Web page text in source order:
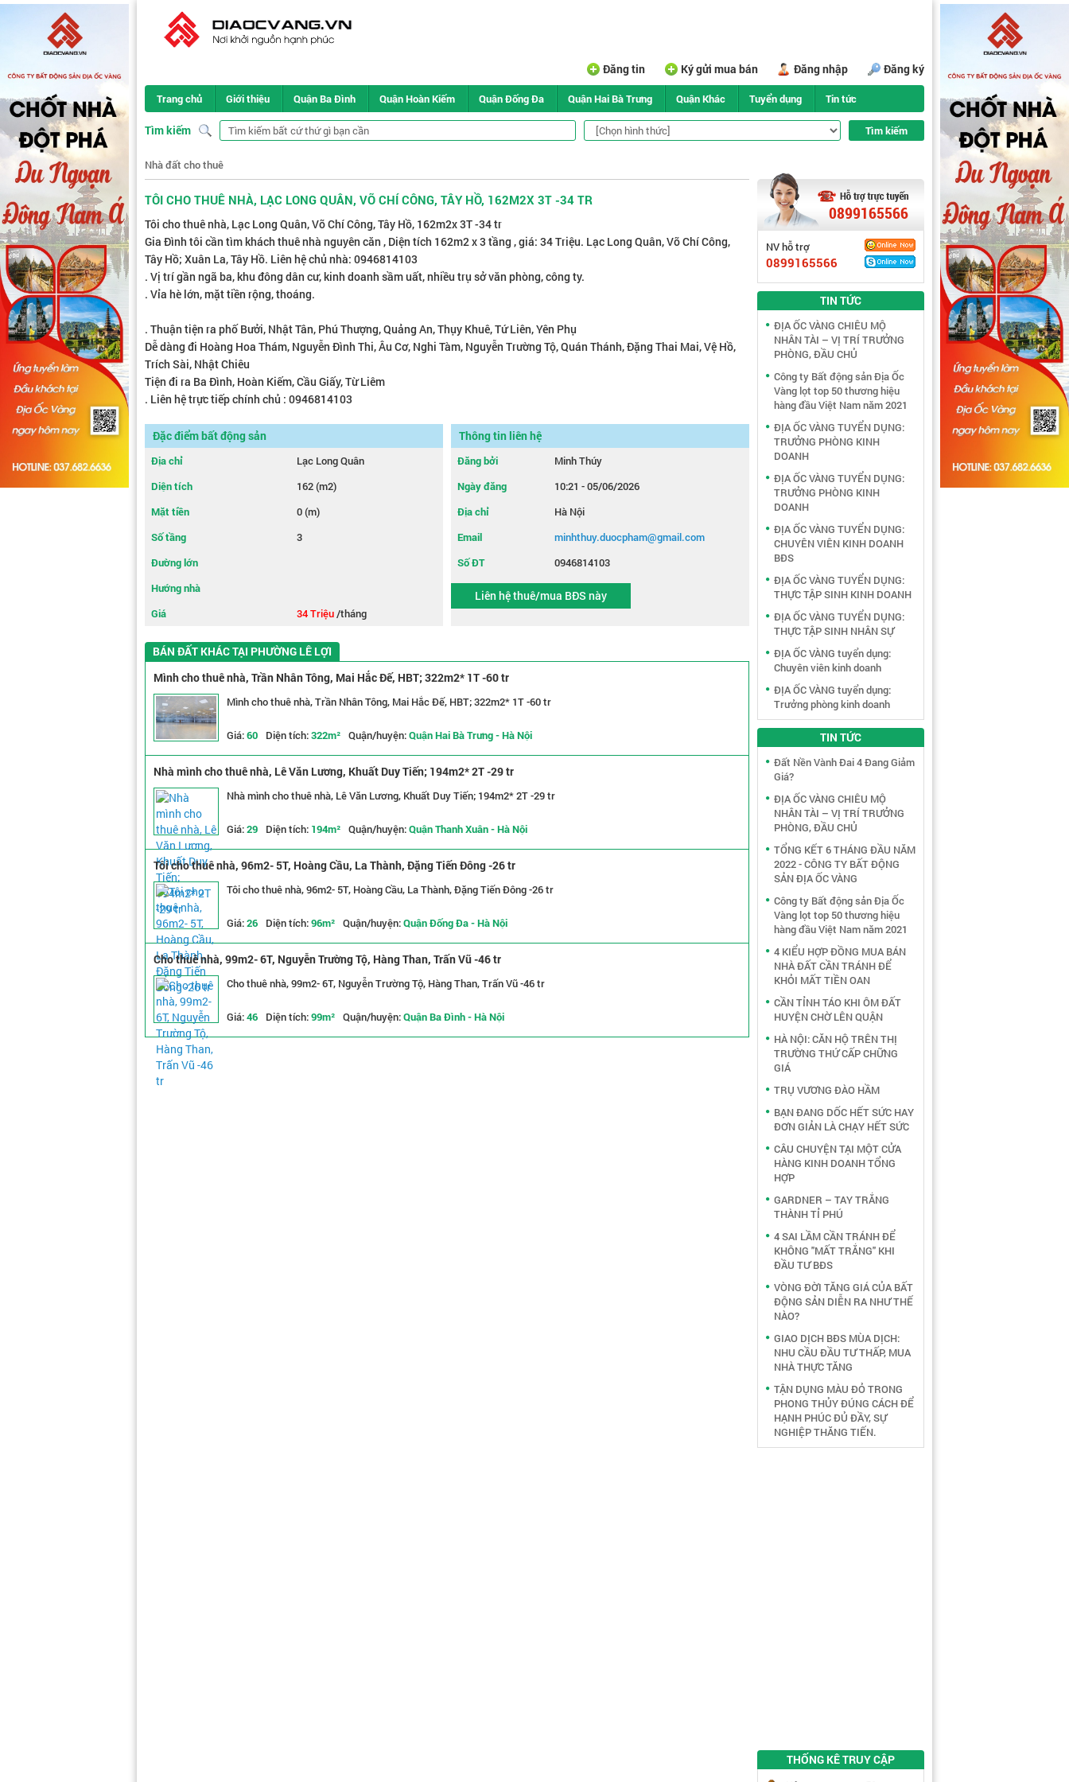
Đăng tin Ký gửi mua bán Đăng nhập Đăng ký
Trang chủ Giới thiệu Quận Ba Đình Quận Hoàn Kiếm Quận Đống Đa Quận Hai Bà Trưng Quận Khác Tuyển dụng Tin tức
Tìm kiếm
Nhà đất cho thuê
TÔI CHO THUÊ NHÀ, LẠC LONG QUÂN, VÕ CHÍ CÔNG, TÂY HỒ, 162M2X 3T -34 TR
Tôi cho thuê nhà, Lạc Long Quân, Võ Chí Công, Tây Hồ, 162m2x 3T -34 tr
Gia Đình tôi cần tìm khách thuê nhà nguyên căn , Diện tích 162m2 x 3 tầng , giá: 34 Triệu. Lạc Long Quân, Võ Chí Công,
Tây Hồ; Xuân La, Tây Hồ. Liên hệ chủ nhà: 0946814103
. Vị trí gần ngã ba, khu đông dân cư, kinh doanh sầm uất, nhiều trụ sở văn phòng, công ty.
. Vỉa hè lớn, mặt tiền rộng, thoáng.
. Thuận tiện ra phố Bưởi, Nhật Tân, Phú Thượng, Quảng An, Thụy Khuê, Tứ Liên, Yên Phụ
Dễ dàng đi Hoàng Hoa Thám, Nguyễn Đình Thi, Âu Cơ, Nghi Tàm, Nguyễn Trường Tộ, Quán Thánh, Đặng Thai Mai, Vệ Hồ,
Trích Sài, Nhật Chiêu
Tiện đi ra Ba Đình, Hoàn Kiếm, Cầu Giấy, Từ Liêm
. Liên hệ trực tiếp chính chủ : 0946814103
Đặc điểm bất động sản
Địa chỉ
Lạc Long Quân
Diện tích
162 (m2)
Mặt tiền
0 (m)
Số tầng
3
Đường lớn
Hướng nhà
Giá
34 Triệu/tháng
Thông tin liên hệ
Đăng bởi
Minh Thúy
Ngày đăng
10:21 - 05/06/2026
Địa chỉ
Hà Nội
Email
minhthuy.duocpham@gmail.com
Số ĐT
0946814103
Liên hệ thuê/mua BĐS này
BÁN ĐẤT KHÁC TẠI PHƯỜNG LÊ LỢI
Mình cho thuê nhà, Trần Nhân Tông, Mai Hắc Đế, HBT; 322m2* 1T -60 tr
Mình cho thuê nhà, Trần Nhân Tông, Mai Hắc Đế, HBT; 322m2* 1T -60 tr
Giá:60 Diện tích:322m² Quận/huyện:Quận Hai Bà Trưng - Hà Nội
Nhà mình cho thuê nhà, Lê Văn Lương, Khuất Duy Tiến; 194m2* 2T -29 tr
Nhà mình cho thuê nhà, Lê Văn Lương, Khuất Duy Tiến; 194m2* 2T -29 tr
Giá:29 Diện tích: 194m² Quận/huyện:Quận Thanh Xuân - Hà Nội
Tôi cho thuê nhà, 96m2- 5T, Hoàng Cầu, La Thành, Đặng Tiến Đông -26 tr
Tôi cho thuê nhà, 96m2- 5T, Hoàng Cầu, La Thành, Đặng Tiến Đông -26 tr
Giá:26 Diện tích:96m² Quận/huyện:Quận Đống Đa - Hà Nội
Cho thuê nhà, 99m2- 6T, Nguyễn Trường Tộ, Hàng Than, Trấn Vũ -46 tr
Cho thuê nhà, 99m2- 6T, Nguyễn Trường Tộ, Hàng Than, Trấn Vũ -46 tr
Giá:46 Diện tích:99m² Quận/huyện:Quận Ba Đình - Hà Nội
0899165566
NV hỗ trợ
0899165566
TIN TỨC
ĐỊA ỐC VÀNG CHIÊU MỘ
NHÂN TÀI – VỊ TRÍ TRƯỞNG
PHÒNG, ĐẦU CHỦ
Công ty Bất động sản Địa Ốc
Vàng lọt top 50 thương hiệu
hàng đầu Việt Nam năm 2021
ĐỊA ỐC VÀNG TUYỂN DỤNG:
TRƯỞNG PHÒNG KINH
DOANH
ĐỊA ỐC VÀNG TUYỂN DỤNG:
TRƯỞNG PHÒNG KINH
DOANH
ĐỊA ỐC VÀNG TUYỂN DỤNG:
CHUYÊN VIÊN KINH DOANH
BĐS
ĐỊA ỐC VÀNG TUYỂN DỤNG:
THỰC TẬP SINH KINH DOANH
ĐỊA ỐC VÀNG TUYỂN DỤNG:
THỰC TẬP SINH NHÂN SỰ
ĐỊA ỐC VÀNG tuyển dụng:
Chuyên viên kinh doanh
ĐỊA ỐC VÀNG tuyển dụng:
Trưởng phòng kinh doanh
TIN TỨC
Đất Nền Vành Đai 4 Đang Giảm
Giá?
ĐỊA ỐC VÀNG CHIÊU MỘ
NHÂN TÀI – VỊ TRÍ TRƯỞNG
PHÒNG, ĐẦU CHỦ
TỔNG KẾT 6 THÁNG ĐẦU NĂM
2022 - CÔNG TY BẤT ĐỘNG
SẢN ĐỊA ỐC VÀNG
Công ty Bất động sản Địa Ốc
Vàng lọt top 50 thương hiệu
hàng đầu Việt Nam năm 2021
4 KIỂU HỢP ĐỒNG MUA BÁN
NHÀ ĐẤT CẦN TRÁNH ĐỂ
KHỎI MẤT TIỀN OAN
CẦN TỈNH TÁO KHI ÔM ĐẤT
HUYỆN CHỜ LÊN QUẬN
HÀ NỘI: CĂN HỘ TRÊN THỊ
TRƯỜNG THỨ CẤP CHỮNG
GIÁ
TRỤ VƯƠNG ĐÀO HẦM
BẠN ĐANG DỐC HẾT SỨC HAY
ĐƠN GIẢN LÀ CHẠY HẾT SỨC
CÂU CHUYỆN TẠI MỘT CỬA
HÀNG KINH DOANH TỔNG
HỢP
GARDNER – TAY TRẮNG
THÀNH TỈ PHÚ
4 SAI LẦM CẦN TRÁNH ĐỂ
KHÔNG "MẤT TRẮNG" KHI
ĐẦU TƯ BĐS
VÒNG ĐỜI TĂNG GIÁ CỦA BẤT
ĐỘNG SẢN DIỄN RA NHƯ THẾ
NÀO?
GIAO DỊCH BĐS MÙA DỊCH:
NHU CẦU ĐẦU TƯ THẤP, MUA
NHÀ THỰC TĂNG
TẬN DỤNG MÀU ĐỎ TRONG
PHONG THỦY ĐÚNG CÁCH ĐỂ
HẠNH PHÚC ĐỦ ĐẦY, SỰ
NGHIỆP THĂNG TIẾN.
THỐNG KÊ TRUY CẬP